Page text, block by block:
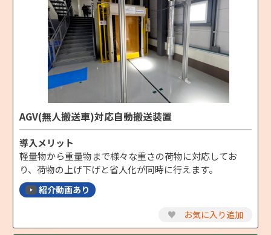
AGV(無人搬送車)対応自動搬送装置
導入メリット
軽量物から重量物まで様々な重さの荷物に対応してお
り、荷物の上げ下げと省人化が同時に行えます。
紹介動画あり
♥ お気に入り追加